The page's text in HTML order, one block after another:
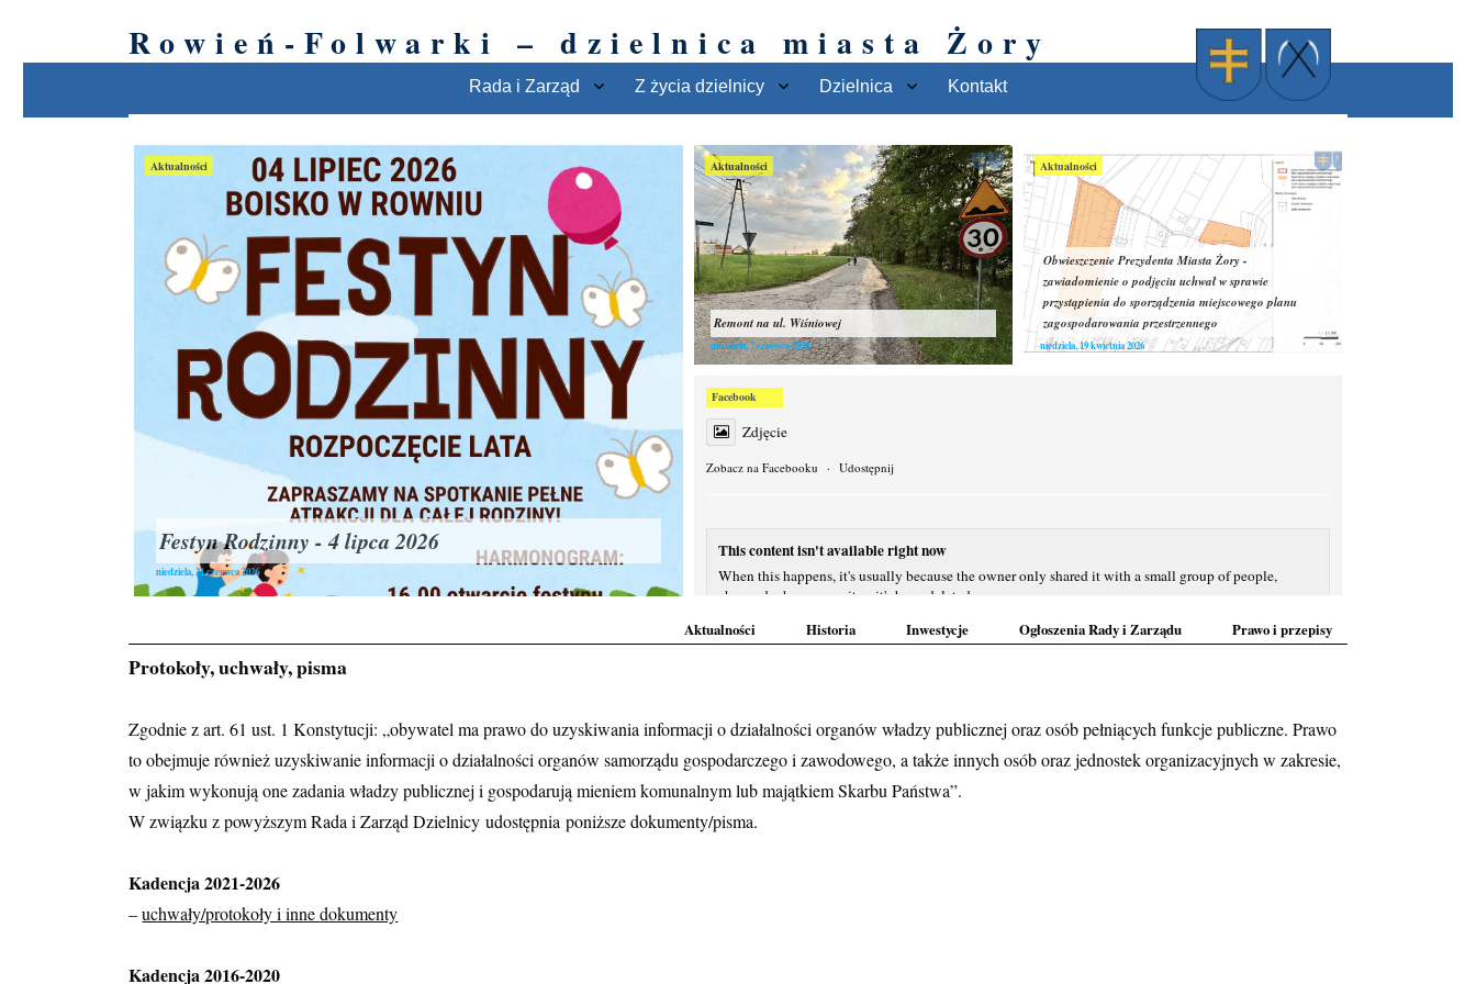
Rowień-Folwarki – dzielnica miasta Żory
Rada i Zarząd Z życia dzielnicy Dzielnica Kontakt
Aktualności
Festyn Rodzinny - 4 lipca 2026
niedziela, 21 czerwca 2026
Aktualności
Remont na ul. Wiśniowej
niedziela, 7 czerwca 2026
Aktualności
Obwieszczenie Prezydenta Miasta Żory -
zawiadomienie o podjęciu uchwał w sprawie
przystąpienia do sporządzenia miejscowego planu
zagospodarowania przestrzennego
niedziela, 19 kwietnia 2026
Facebook
Zdjęcie
Zobacz na Facebooku · Udostępnij
This content isn't available right now
When this happens, it's usually because the owner only shared it with a small group of people,
changed who can see it or it's been deleted.
Zobacz na Facebooku · Udostępnij
Prezydent Miasta Żory poinformował o rozpoczęciu prac nad nowymi miejscowymi planami
zagospodarowania przestrzennego dla kilku obszarów miasta
Dla dzielnicy Rowień-Folwarki są to obszary w lokalizacji ul. Cysterskiej, Lazurowej
Co to oznacza?
Aktualności Historia Inwestycje Ogłoszenia Rady i Zarządu Prawo i przepisy
Protokoły, uchwały, pisma
Zgodnie z art. 61 ust. 1 Konstytucji: „obywatel ma prawo do uzyskiwania informacji o działalności organów władzy publicznej oraz osób pełniących funkcje publiczne. Prawo
to obejmuje również uzyskiwanie informacji o działalności organów samorządu gospodarczego i zawodowego, a także innych osób oraz jednostek organizacyjnych w zakresie,
w jakim wykonują one zadania władzy publicznej i gospodarują mieniem komunalnym lub majątkiem Skarbu Państwa”.
W związku z powyższym Rada i Zarząd Dzielnicy udostępnia poniższe dokumenty/pisma.
Kadencja 2021-2026
–uchwały/protokoły i inne dokumenty
Kadencja 2016-2020